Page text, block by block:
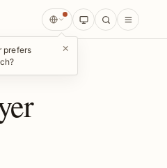
prefers
×